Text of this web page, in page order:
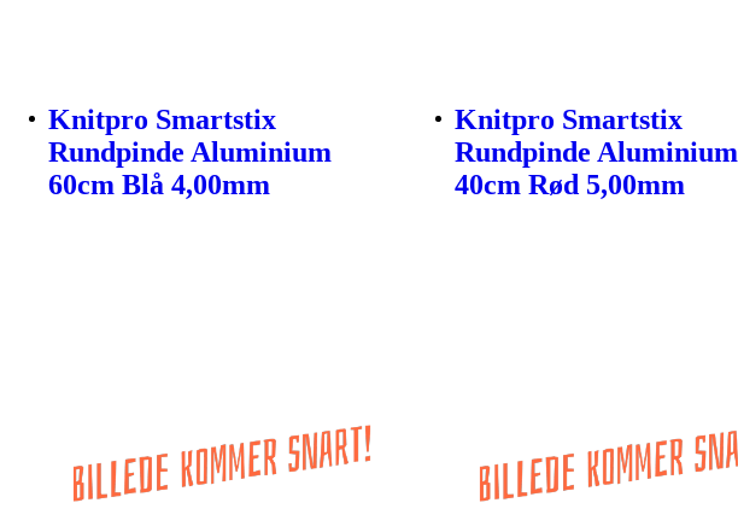
Knitpro Smartstix
Rundpinde Aluminium
60cm Blå 4,00mm
Knitpro Smartstix
Rundpinde Aluminium
40cm Rød 5,00mm